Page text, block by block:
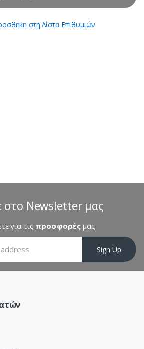
στη Λίστα Επιθυμιών
στο Newsletter μας
για τις προσφορές μας
Sign Up